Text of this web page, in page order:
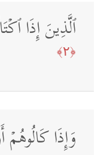
ٱلَّذِینَ إِذَا
﴿٢﴾
وَإِذَا